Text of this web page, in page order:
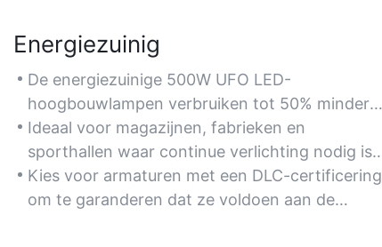
Energiezuinig
De energiezuinige 500W UFO LED-
hoogbouwlampen verbruiken tot 50% minder
stroom dan traditionele HID-armaturen,
waardoor de elektriciteitskosten voor grote
ruimtes op de lange termijn lager uitvallen.
Ideaal voor magazijnen, fabrieken en
sporthallen waar continue verlichting nodig is,
maar energiebesparing cruciaal is.
Kies voor armaturen met een DLC-certificering
om te garanderen dat ze voldoen aan de